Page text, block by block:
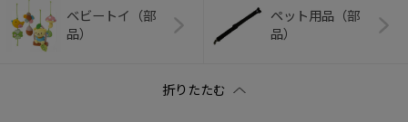
ベビートイ（部
品）
ペット用品（部
品）